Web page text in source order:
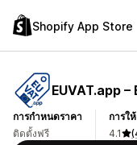
Shopify App Store
EUVAT.app
การกำหนดราคา
ติดตั้งฟรี
การใ
4.1